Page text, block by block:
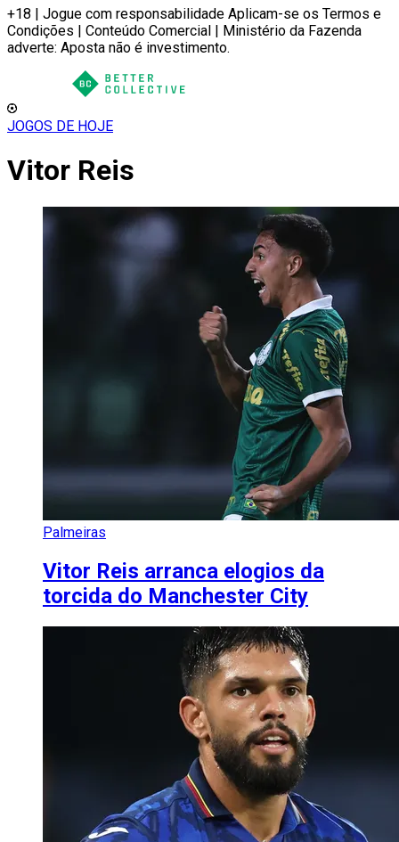
+18 | Jogue com responsabilidade Aplicam-se os Termos e
Condições | Conteúdo Comercial | Ministério da Fazenda
adverte: Aposta não é investimento.
JOGOS DE HOJE
Vitor Reis
Palmeiras
Vitor Reis arranca elogios da
torcida do Manchester City